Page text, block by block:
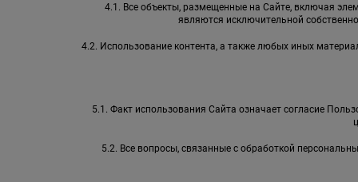
4.1. Все объекты, размещенные на Сайте, включая
являются исключительной
4.2. Использование контента, а также любых иных
5.1. Факт использования Сайта означает согласие
5.2. Все вопросы, связанные с обработкой